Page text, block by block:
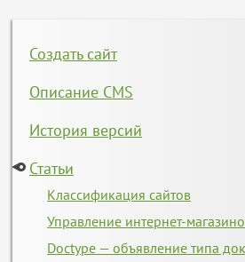
Создать сайт
Описание CMS
История версий
Статьи
Классификация сайтов
Управление интернет-
Doctype — объявление типа